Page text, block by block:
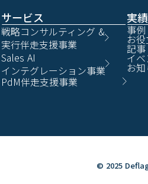
サービス
戦略コンサルティング &
実行伴走支援事業
Sales AI
インテグレーション事業
PdM伴走支援事業
実
事
お
記事
イ
お
© 2025